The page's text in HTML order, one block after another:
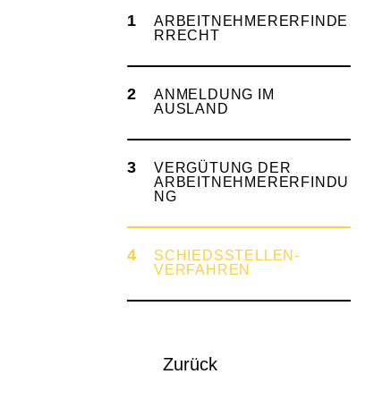
ARBEITNEHMERERFINDE
RRECHT
ANMELDUNG IM
AUSLAND
VERGÜTUNG DER
ARBEITNEHMERERFINDU
NG
SCHIEDSSTELLEN­
VERFAHREN
Zurück